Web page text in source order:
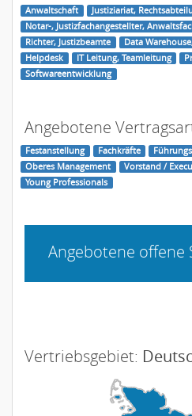
Anwaltschaft
Justiziariat,
Notar-, Justizfachangestellter,
Richter, Justizbeamte
Data
Helpdesk
IT Leitung, Teamleitung
Softwareentwicklung
Angebotene
Festanstellung Fachkräfte
Oberes Management
Vorstand /
Young Professionals
Angebotene offene
Vertriebsgebiet: